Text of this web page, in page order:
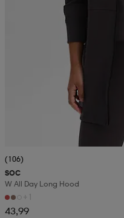
(106)
SOC
W All Day Long Hood
+1
43,99